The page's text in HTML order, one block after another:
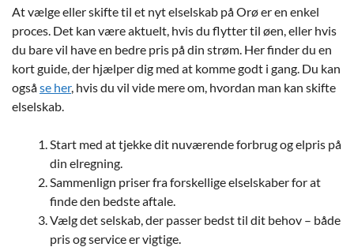
At vælge eller skifte til et nyt elselskab på Orø er en enkel
proces. Det kan være aktuelt, hvis du flytter til øen, eller hvis
du bare vil have en bedre pris på din strøm. Her finder du en
kort guide, der hjælper dig med at komme godt i gang. Du kan
ogsåse her, hvis du vil vide mere om, hvordan man kan skifte
elselskab.
Start med at tjekke dit nuværende forbrug og elpris på
din elregning.
Sammenlign priser fra forskellige elselskaber for at
finde den bedste aftale.
Vælg det selskab, der passer bedst til dit behov – både
pris og service er vigtige.